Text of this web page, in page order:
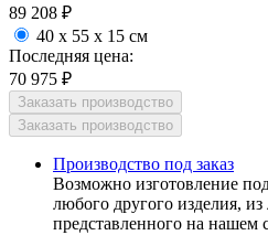
89 208 ₽
40 x 55 x 15 см
Последняя цена:
70 975 ₽
Производство под заказ
Возможно изготовление под
любого другого изделия,
представленного на нашем